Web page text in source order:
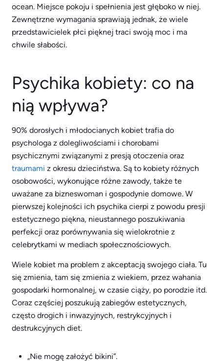
ocean. Miejsce pokoju i spełnienia jest głęboko w niej.
Zewnętrzne wymagania sprawiają jednak, że wiele
przedstawicielek płci pięknej traci swoją moc i ma
chwile słabości.
Psychika kobiety: co na
nią wpływa?
90% dorosłych i młodocianych kobiet trafia do
psychologa z dolegliwościami i chorobami
psychicznymi związanymi z presją otoczenia oraz
traumami z okresu dzieciństwa. Są to kobiety różnych
osobowości, wykonujące różne zawody, także te
uważane za bizneswoman i gospodynie domowe. W
pierwszej kolejności ich psychika cierpi z powodu presji
estetycznego piękna, nieustannego poszukiwania
perfekcji oraz porównywania się wielokrotnie z
celebrytkami w mediach społecznościowych.
Wiele kobiet ma problem z akceptacją swojego ciała. Tu
się zmienia, tam się zmienia z wiekiem, przez wahania
gospodarki hormonalnej, w czasie ciąży, po porodzie itd.
Coraz częściej poszukują zabiegów estetycznych,
często drogich i inwazyjnych, restrykcyjnych i
destrukcyjnych diet.
„Nie mogę założyć bikini”.